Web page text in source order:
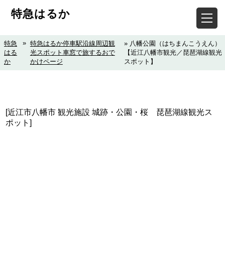
特急はるか
特急
はる
か
» 特急はるか停車駅沿線周辺観
光スポット車窓で旅するおで
かけページ
» 八幡公園（はちまんこうえん）
【近江八幡市観光／琵琶湖線観光
スポット】
[近江市八幡市 観光施設 城跡・公園・桜 琵琶湖線観光ス
ポット]